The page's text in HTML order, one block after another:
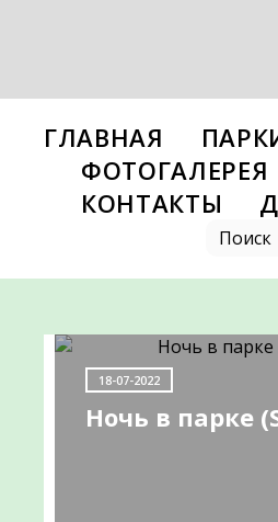
ГЛАВНАЯ
ФОТОГАЛЕРЕЯ
КОНТАКТЫ
НОВОСТИ
18-07-2022
Ночь в парке